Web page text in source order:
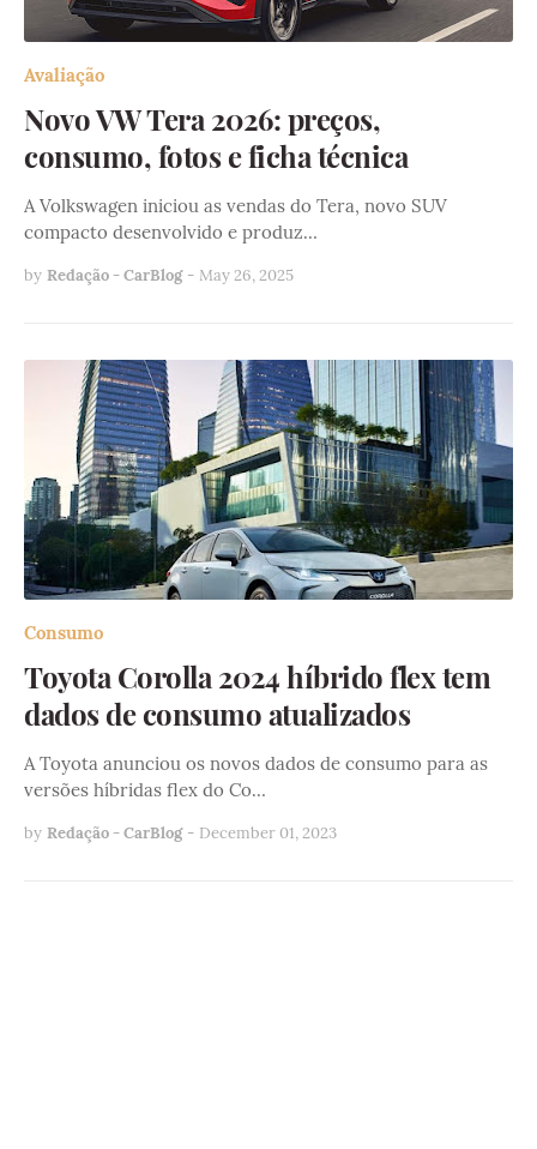
Avaliação
Novo VW Tera 2026: preços,
consumo, fotos e ficha técnica
A Volkswagen iniciou as vendas do Tera, novo SUV
compacto desenvolvido e produz…
by Redação - CarBlog - May 26, 2025
Consumo
Toyota Corolla 2024 híbrido flex tem
dados de consumo atualizados
A Toyota anunciou os novos dados de consumo para as
versões híbridas flex do Co…
by Redação - CarBlog - December 01, 2023